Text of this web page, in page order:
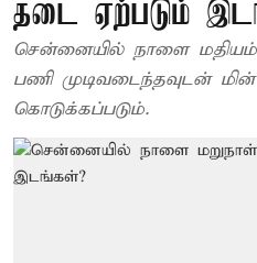
தடை ஏற்படும்
சென்னையில் நாளை மதியம்
பணி முடிவடைந்தவுடன்
கொடுக்கப்படும்.